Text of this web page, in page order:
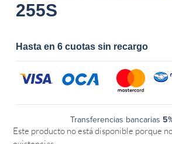
255S
Hasta en 6 cuotas sin recargo
Transferencias bancarias
Este producto no está disponible porque